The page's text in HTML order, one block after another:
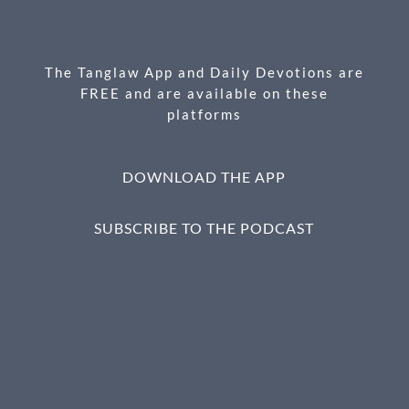
kThe Tanglaw App and Daily Devotions are
FREE and are available on these
platforms
DOWNLOAD THE APP
SUBSCRIBE TO THE PODCAST